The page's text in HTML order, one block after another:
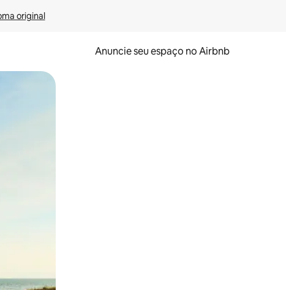
original
Anuncie seu espaço no Airbnb
deslizando o dedo na tela.